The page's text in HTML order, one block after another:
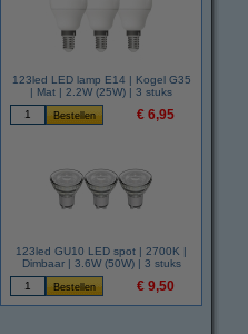
123led LED lamp E14 | Kogel G35
| Mat | 2.2W (25W) | 3 stuks
€ 6,95
123led GU10 LED spot | 2700K |
Dimbaar | 3.6W (50W) | 3 stuks
€ 9,50